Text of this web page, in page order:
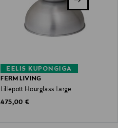
EELIS KUPONGIGA
FERM LIVING
Lillepott Hourglass Large
Original Price
475,00 €